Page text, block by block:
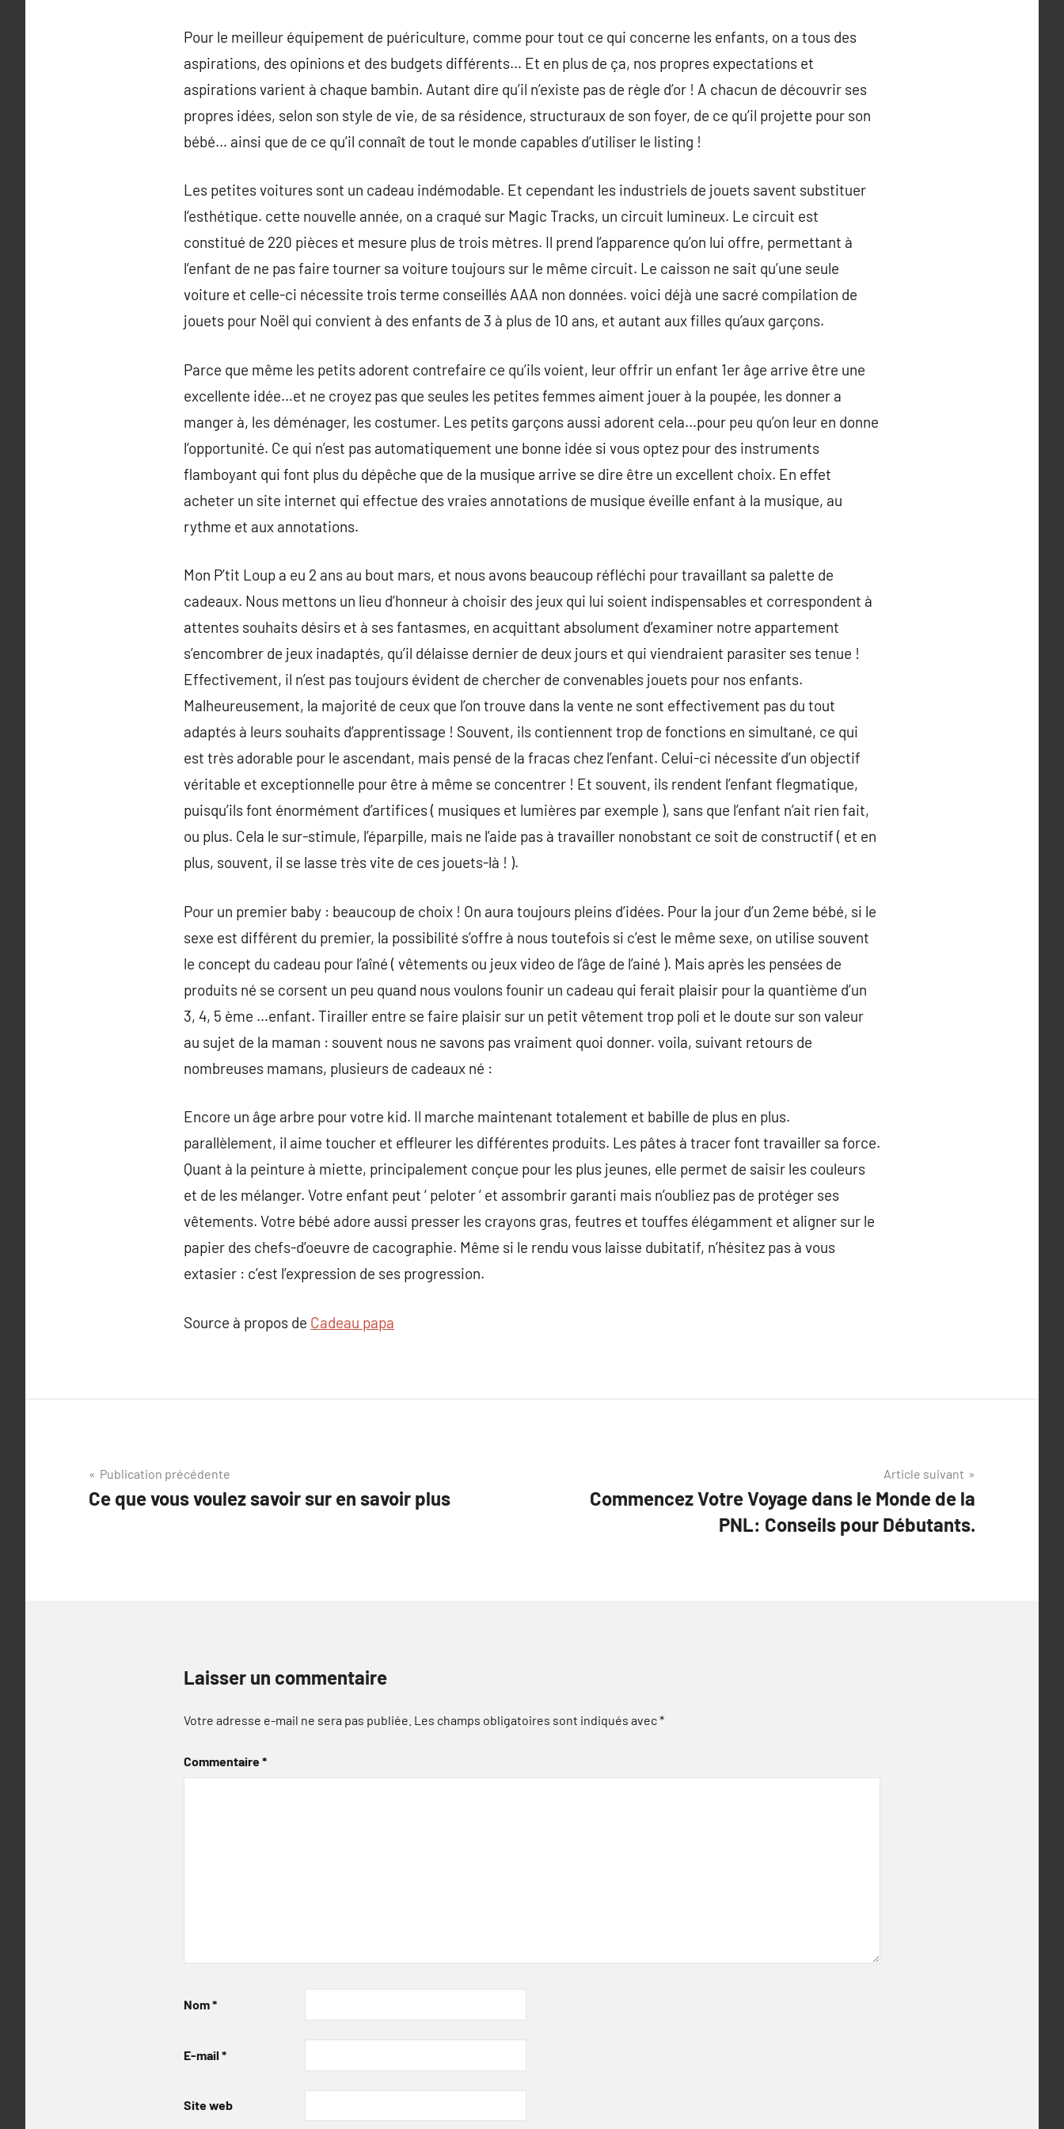
Pour le meilleur équipement de puériculture, comme pour tout ce qui concerne les enfants, on a tous des
aspirations, des opinions et des budgets différents… Et en plus de ça, nos propres expectations et
aspirations varient à chaque bambin. Autant dire qu’il n’existe pas de règle d’or ! A chacun de découvrir ses
propres idées, selon son style de vie, de sa résidence, structuraux de son foyer, de ce qu’il projette pour son
bébé… ainsi que de ce qu’il connaît de tout le monde capables d’utiliser le listing !
Les petites voitures sont un cadeau indémodable. Et cependant les industriels de jouets savent substituer
l’esthétique. cette nouvelle année, on a craqué sur Magic Tracks, un circuit lumineux. Le circuit est
constitué de 220 pièces et mesure plus de trois mètres. Il prend l’apparence qu’on lui offre, permettant à
l’enfant de ne pas faire tourner sa voiture toujours sur le même circuit. Le caisson ne sait qu’une seule
voiture et celle-ci nécessite trois terme conseillés AAA non données. voici déjà une sacré compilation de
jouets pour Noël qui convient à des enfants de 3 à plus de 10 ans, et autant aux filles qu’aux garçons.
Parce que même les petits adorent contrefaire ce qu’ils voient, leur offrir un enfant 1er âge arrive être une
excellente idée…et ne croyez pas que seules les petites femmes aiment jouer à la poupée, les donner a
manger à, les déménager, les costumer. Les petits garçons aussi adorent cela…pour peu qu’on leur en donne
l’opportunité. Ce qui n’est pas automatiquement une bonne idée si vous optez pour des instruments
flamboyant qui font plus du dépêche que de la musique arrive se dire être un excellent choix. En effet
acheter un site internet qui effectue des vraies annotations de musique éveille enfant à la musique, au
rythme et aux annotations.
Mon P’tit Loup a eu 2 ans au bout mars, et nous avons beaucoup réfléchi pour travaillant sa palette de
cadeaux. Nous mettons un lieu d’honneur à choisir des jeux qui lui soient indispensables et correspondent à
attentes souhaits désirs et à ses fantasmes, en acquittant absolument d’examiner notre appartement
s’encombrer de jeux inadaptés, qu’il délaisse dernier de deux jours et qui viendraient parasiter ses tenue !
Effectivement, il n’est pas toujours évident de chercher de convenables jouets pour nos enfants.
Malheureusement, la majorité de ceux que l’on trouve dans la vente ne sont effectivement pas du tout
adaptés à leurs souhaits d’apprentissage ! Souvent, ils contiennent trop de fonctions en simultané, ce qui
est très adorable pour le ascendant, mais pensé de la fracas chez l’enfant. Celui-ci nécessite d’un objectif
véritable et exceptionnelle pour être à même se concentrer ! Et souvent, ils rendent l’enfant flegmatique,
puisqu’ils font énormément d’artifices ( musiques et lumières par exemple ), sans que l’enfant n’ait rien fait,
ou plus. Cela le sur-stimule, l’éparpille, mais ne l’aide pas à travailler nonobstant ce soit de constructif ( et en
plus, souvent, il se lasse très vite de ces jouets-là ! ).
Pour un premier baby : beaucoup de choix ! On aura toujours pleins d’idées. Pour la jour d’un 2eme bébé, si le
sexe est différent du premier, la possibilité s’offre à nous toutefois si c’est le même sexe, on utilise souvent
le concept du cadeau pour l’aîné ( vêtements ou jeux video de l’âge de l’ainé ). Mais après les pensées de
produits né se corsent un peu quand nous voulons founir un cadeau qui ferait plaisir pour la quantième d’un
3, 4, 5 ème …enfant. Tirailler entre se faire plaisir sur un petit vêtement trop poli et le doute sur son valeur
au sujet de la maman : souvent nous ne savons pas vraiment quoi donner. voila, suivant retours de
nombreuses mamans, plusieurs de cadeaux né :
Encore un âge arbre pour votre kid. Il marche maintenant totalement et babille de plus en plus.
parallèlement, il aime toucher et effleurer les différentes produits. Les pâtes à tracer font travailler sa force.
Quant à la peinture à miette, principalement conçue pour les plus jeunes, elle permet de saisir les couleurs
et de les mélanger. Votre enfant peut ‘ peloter ‘ et assombrir garanti mais n’oubliez pas de protéger ses
vêtements. Votre bébé adore aussi presser les crayons gras, feutres et touffes élégamment et aligner sur le
papier des chefs-d’oeuvre de cacographie. Même si le rendu vous laisse dubitatif, n’hésitez pas à vous
extasier : c’est l’expression de ses progression.
Source à propos de Cadeau papa
Navigation
de
Publication précédente
Ce que vous voulez savoir sur en savoir plus
Article suivant
Commencez Votre Voyage dans le Monde de la
PNL: Conseils pour Débutants.
Laisser un commentaire
Votre adresse e-mail ne sera pas publiée. Les champs obligatoires sont indiqués avec*
Commentaire*
Nom*
E-mail *
Site web